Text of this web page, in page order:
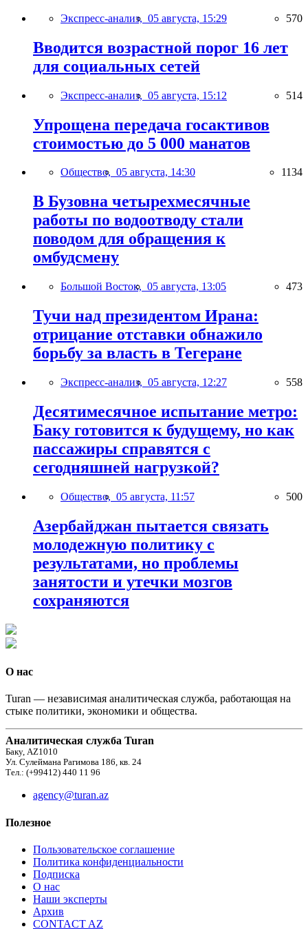
Экспресс-анализ, 05 августа, 15:29 570
Вводится возрастной порог 16 лет
для социальных сетей
Экспресс-анализ, 05 августа, 15:12 514
Упрощена передача госактивов
стоимостью до 5 000 манатов
Общество, 05 августа, 14:30 1134
В Бузовна четырехмесячные
работы по водоотводу стали
поводом для обращения к
омбудсмену
Большой Восток, 05 августа, 13:05 473
Тучи над президентом Ирана:
отрицание отставки обнажило
борьбу за власть в Тегеране
Экспресс-анализ, 05 августа, 12:27 558
Десятимесячное испытание метро:
Баку готовится к будущему, но как
пассажиры справятся с
сегодняшней нагрузкой?
Общество, 05 августа, 11:57 500
Азербайджан пытается связать
молодежную политику с
результатами, но проблемы
занятости и утечки мозгов
сохраняются
О нас
Turan — независимая аналитическая служба, работающая на
стыке политики, экономики и общества.
Аналитическая служба Turan
Баку, AZ1010
Ул. Сулеймана Рагимова 186, кв. 24
Тел.: (+99412) 440 11 96
agency@turan.az
Полезное
Пользовательское соглашение
Политика конфиденциальности
Подписка
О нас
Наши эксперты
Архив
CONTACT AZ